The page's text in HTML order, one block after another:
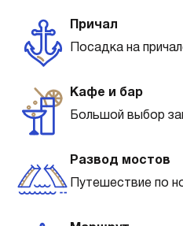
Причал
Посадка на
Кафе и бар
Большой выбор
Развод мостов
Путешествие по